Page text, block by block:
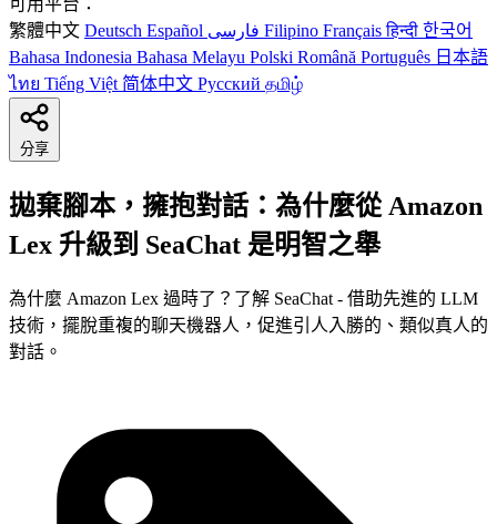
可用平台：
繁體中文 Deutsch Español Filipino Françaisहिन्दी 한국어
Bahasa Indonesia Bahasa Melayu Polski Română Português 日本語
ไทย Tiếng Việt 简体中文 Русский தமிழ்
分享
拋棄腳本，擁抱對話：為什麼從 Amazon
Lex 升級到 SeaChat 是明智之舉
為什麼 Amazon Lex 過時了？了解 SeaChat - 借助先進的 LLM
技術，擺脫重複的聊天機器人，促進引人入勝的、類似真人的
對話。